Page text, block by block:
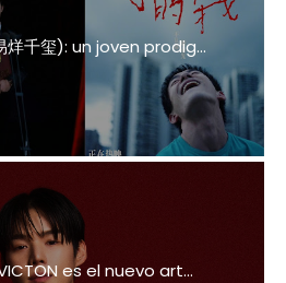
千玺): un joven prodig...
es el nuevo art...